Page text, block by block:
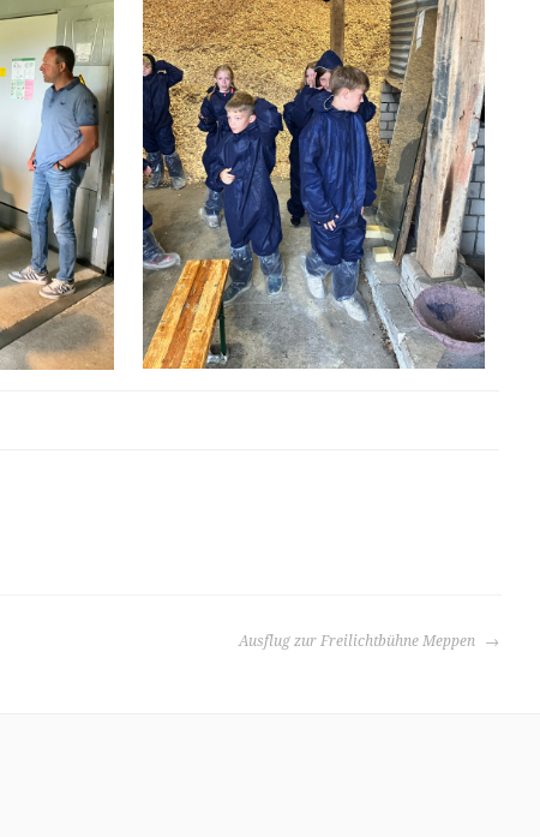
Ausflug zur Freilichtbühne Meppen